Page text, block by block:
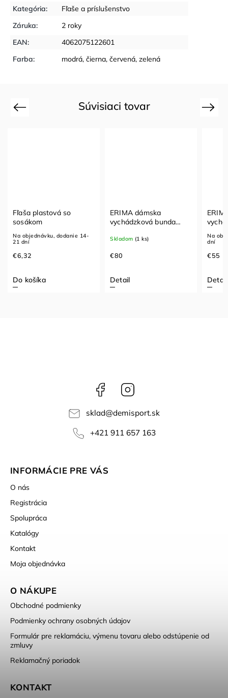
Kategória:
Fľaše a príslušenstvo
Záruka:
2 roky
EAN:
4062075122601
Farba: modrá, čierna, červená, zelená
Súvisiaci tovar
Previous
Fľaša plastová so
sosákom
Na objednávku, dodanie 14-
21 dní
€6,32
Do košíka
ERIMA dámska
vychádzková bunda
Skladom (1 ks)
€80
Detail
Na
dní
€55
Detail
Next
Facebook
sklad@demisport.sk
+421 911 657 163
INFORMÁCIE PRE VÁS
O nás
Registrácia
Spolupráca
Katalógy
Kontakt
Moja objednávka
O NÁKUPE
Obchodné podmienky
Podmienky ochrany osobných údajov
Formulár pre reklamáciu, výmenu tovaru alebo odstúpenie od
zmluvy
Reklamačný poriadok
KONTAKT